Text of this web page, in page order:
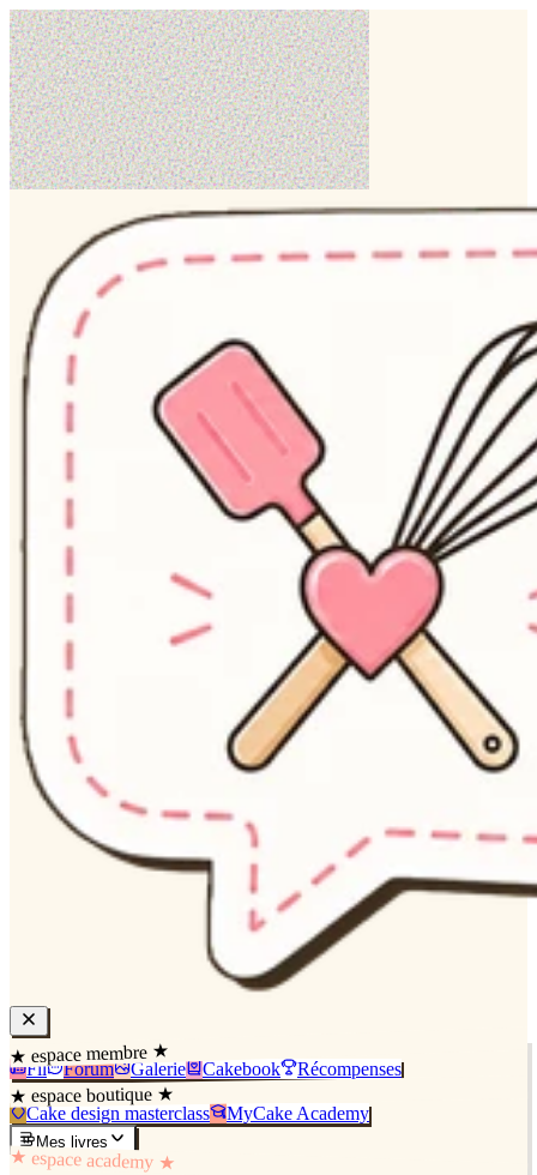
★ espace membre ★
Fil Forum Galerie Cakebook Récompenses
★ espace boutique ★
Cake design masterclass MyCake Academy
Mes livres
★ espace academy ★